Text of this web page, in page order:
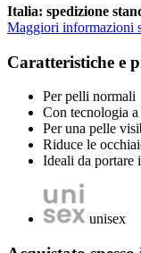
Italia: spedizione
Maggiori informazioni
Caratteristiche e
Per pelli normali
Con tecnologia
Per una pelle
Riduce le
Ideali da portare
unisex